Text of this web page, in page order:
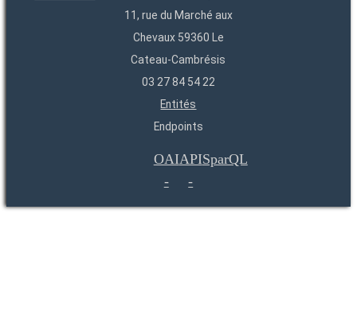
11, rue du Marché aux
Chevaux 59360 Le
Cateau-Cambrésis
03 27 84 54 22
Entités
Endpoints
OAI
-
API
-
SparQL